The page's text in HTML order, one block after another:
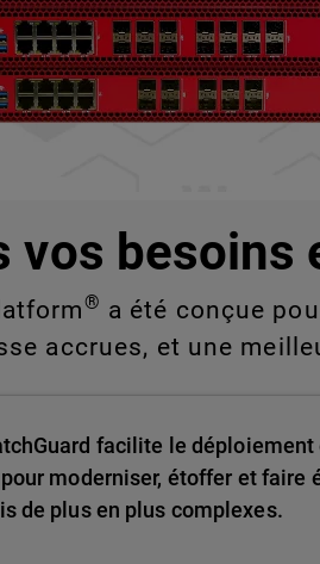
vos besoins
® a été conçue
accrues, et une
facilite le
moderniser, étoffer et faire
de plus en plus complexes.